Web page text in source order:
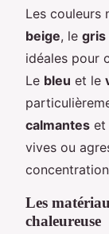
Les couleurs
beige, le gris
idéales pour
Le bleu et le
calmantes et
vives ou
Les
chaleureuse